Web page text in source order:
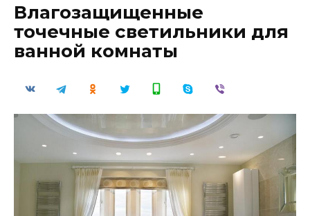
Влагозащищенные
точечные светильники для
ванной комнаты